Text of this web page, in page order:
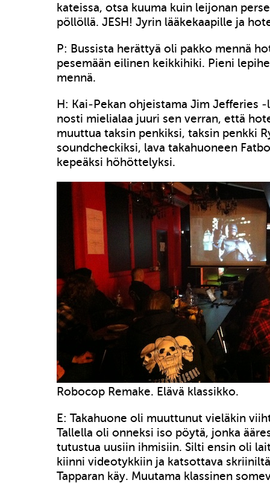
kateissa, otsa kuuma kuin leijonan
pöllöllä. JESH! Jyrin lääkekaapille ja
P: Bussista herättyä oli pakko mennä
pesemään eilinen keikkihiki. Pieni
mennä.
H: Kai-Pekan ohjeistama Jim Jefferies
nosti mielialaa juuri sen verran, että
muuttua taksin penkiksi, taksin penkki
soundcheckiksi, lava takahuoneen
kepeäksi höhöttelyksi.
Robocop Remake. Elävä klassikko.
E: Takahuone oli muuttunut vieläkin
Tallella oli onneksi iso pöytä, jonka
tutustua uusiin ihmisiin. Silti ensin oli
kiinni videotykkiin ja katsottava
Tapparan käy. Muutama klassinen